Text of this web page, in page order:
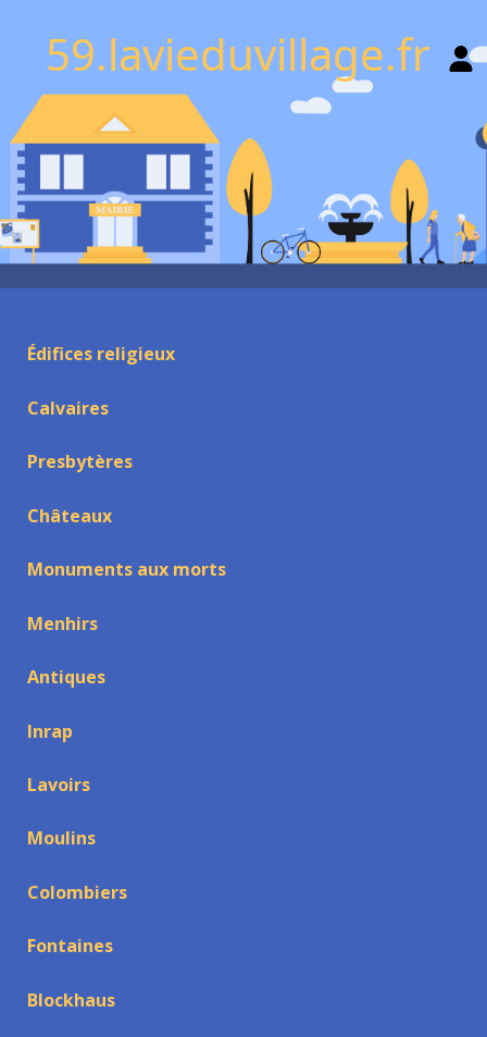
59.lavieduvillage.fr
Édifices religieux
Calvaires
Presbytères
Châteaux
Monuments aux morts
Menhirs
Antiques
Inrap
Lavoirs
Moulins
Colombiers
Fontaines
Blockhaus